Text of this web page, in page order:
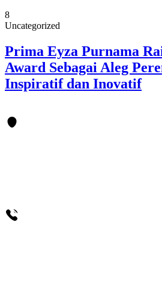
8
Uncategorized
Prima Eyza Purnama
Award Sebagai Aleg
Inspiratif dan Inovatif